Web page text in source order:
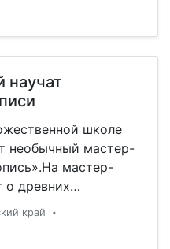
научат
школе
необычный мастер-
мастер-
о древних
рисунки на
на юге края
край •